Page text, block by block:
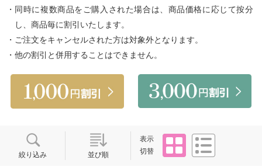
・同時に複数商品をご購入された場合は、商品価格に応じて按分
し、商品毎に割引いたします。
・ご注文をキャンセルされた方は対象外となります。
・他の割引と併用することはできません。
絞り込み 並び順
表示
切替
タイル